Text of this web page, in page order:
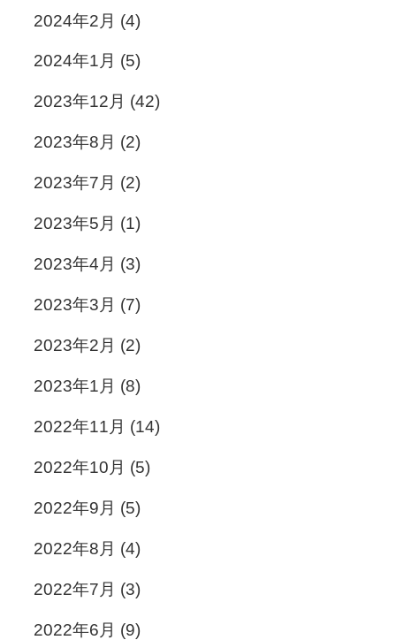
2024年2月 (4)
2024年1月 (5)
2023年12月 (42)
2023年8月 (2)
2023年7月 (2)
2023年5月 (1)
2023年4月 (3)
2023年3月 (7)
2023年2月 (2)
2023年1月 (8)
2022年11月 (14)
2022年10月 (5)
2022年9月 (5)
2022年8月 (4)
2022年7月 (3)
2022年6月 (9)